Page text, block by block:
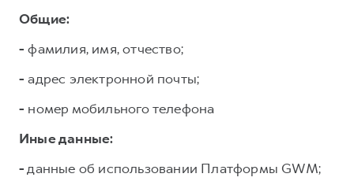
Общие:
- фамилия, имя, отчество;
- адрес электронной почты;
- номер мобильного телефона
Иные данные:
-данные об использовании Платформы GWM;